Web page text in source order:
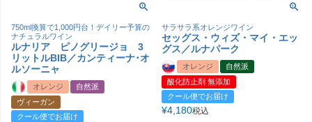
750ml換算で1,000円台！デイリー予算の
ナチュラルワイン
ルナリア ピノグリージョ 3
リットルBIB／カンティーナ･オ
ルソーニャ
オレンジ
自然派
ヴィーガン
クール便でお届け
サラサラ系オレンジワイン
セッグス・ウィズ・マイ・エッ
グス／ルナパーク
オレンジ
自然派
酸化防止剤 無添加
クール便でお届け
¥4,180税込